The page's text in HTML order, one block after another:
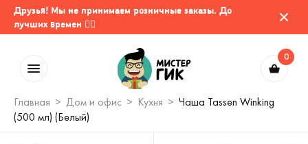
Друзья! Мы не принимаем розничные заказы. До
лучших времен 🤷‍♂️
0
Главная Дом и офис Кухня
Чаша Tassen Winking
(500 мл) (Белый)